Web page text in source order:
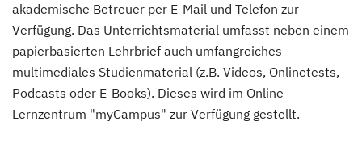
akademische Betreuer per E-Mail und Telefon zur
Verfügung. Das Unterrichtsmaterial umfasst neben einem
papierbasierten Lehrbrief auch umfangreiches
multimediales Studienmaterial (z.B. Videos, Onlinetests,
Podcasts oder E-Books). Dieses wird im Online-
Lernzentrum "myCampus" zur Verfügung gestellt.